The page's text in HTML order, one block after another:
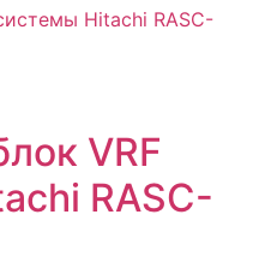
VRF
RASC-